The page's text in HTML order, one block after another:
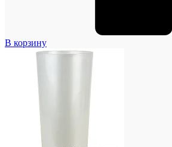
В корзину